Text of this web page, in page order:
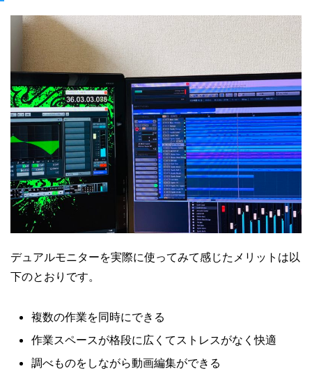
デュアルモニターを実際に使ってみて感じたメリットは以
下のとおりです。
複数の作業を同時にできる
作業スペースが格段に広くてストレスがなく快適
調べものをしながら動画編集ができる